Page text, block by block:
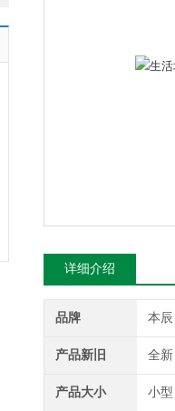
详细介绍
品牌 本辰
产品新旧 全新
产品大小 小型